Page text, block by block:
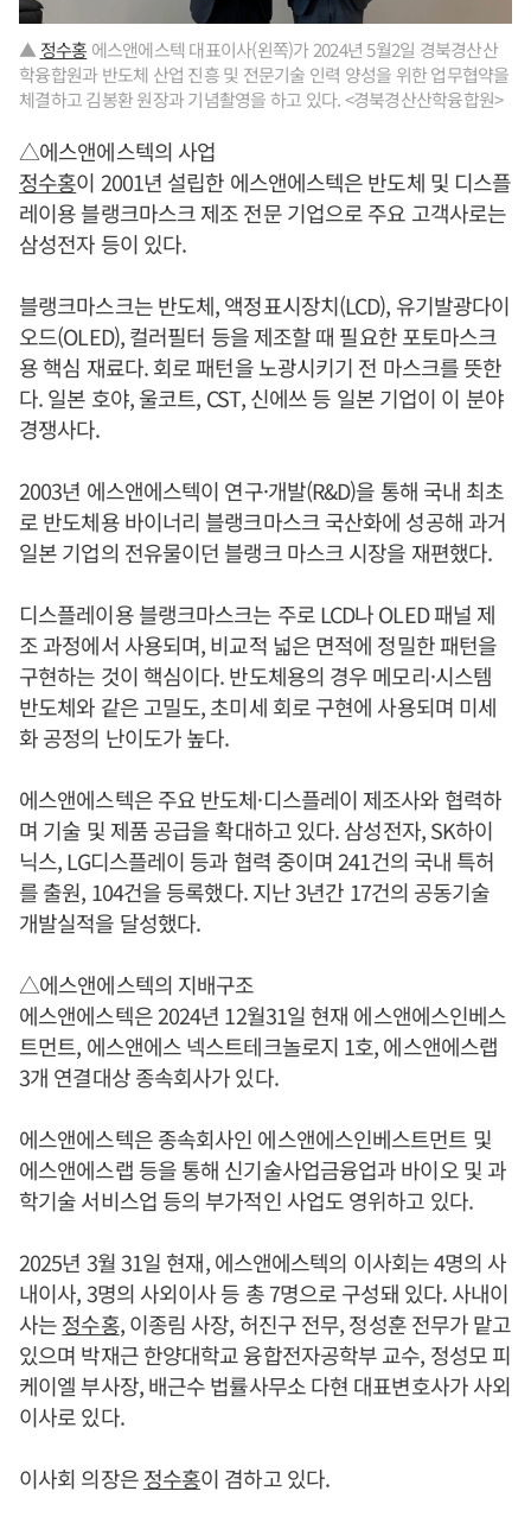
▲ 정수홍 에스앤에스텍 대표이사(왼쪽)가 2024년 5월2일 경북경산산
학융합원과 반도체 산업 진흥 및 전문기술 인력 양성을 위한 업무협약을
체결하고 김봉환 원장과 기념촬영을 하고 있다. <경북경산산학융합원>
△에스앤에스텍의 사업
정수홍이 2001년 설립한 에스앤에스텍은 반도체 및 디스플
레이용 블랭크마스크 제조 전문 기업으로 주요 고객사로는
삼성전자 등이 있다.
블랭크마스크는 반도체, 액정표시장치(LCD), 유기발광다이
오드(OLED), 컬러필터 등을 제조할 때 필요한 포토마스크
용 핵심 재료다. 회로 패턴을 노광시키기 전 마스크를 뜻한
다. 일본 호야, 울코트, CST, 신에쓰 등 일본 기업이 이 분야
경쟁사다.
2003년 에스앤에스텍이 연구·개발(R&D)을 통해 국내 최초
로 반도체용 바이너리 블랭크마스크 국산화에 성공해 과거
일본 기업의 전유물이던 블랭크 마스크 시장을 재편했다.
디스플레이용 블랭크마스크는 주로 LCD나 OLED 패널 제
조 과정에서 사용되며, 비교적 넓은 면적에 정밀한 패턴을
구현하는 것이 핵심이다. 반도체용의 경우 메모리·시스템
반도체와 같은 고밀도, 초미세 회로 구현에 사용되며 미세
화 공정의 난이도가 높다.
에스앤에스텍은 주요 반도체·디스플레이 제조사와 협력하
며 기술 및 제품 공급을 확대하고 있다. 삼성전자, SK하이
닉스, LG디스플레이 등과 협력 중이며 241건의 국내 특허
를 출원, 104건을 등록했다. 지난 3년간 17건의 공동기술
개발실적을 달성했다.
△에스앤에스텍의 지배구조
에스앤에스텍은 2024년 12월31일 현재 에스앤에스인베스
트먼트, 에스앤에스 넥스트테크놀로지 1호, 에스앤에스랩
3개 연결대상 종속회사가 있다.
에스앤에스텍은 종속회사인 에스앤에스인베스트먼트 및
에스앤에스랩 등을 통해 신기술사업금융업과 바이오 및 과
학기술 서비스업 등의 부가적인 사업도 영위하고 있다.
2025년 3월 31일 현재, 에스앤에스텍의 이사회는 4명의 사
내이사, 3명의 사외이사 등 총 7명으로 구성돼 있다. 사내이
사는정수홍, 이종림 사장, 허진구 전무, 정성훈 전무가 맡고
있으며 박재근 한양대학교 융합전자공학부 교수, 정성모 피
케이엘 부사장, 배근수 법률사무소 다현 대표변호사가 사외
이사로 있다.
이사회 의장은정수홍이 겸하고 있다.